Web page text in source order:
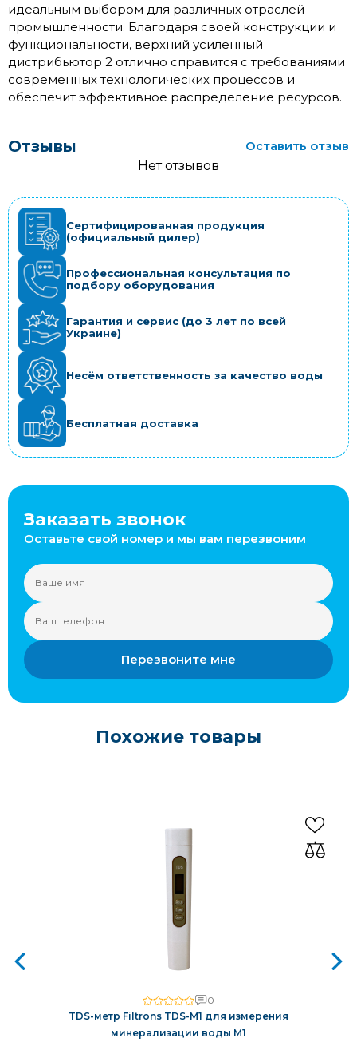
идеальным выбором для различных отраслей
промышленности. Благодаря своей конструкции и
функциональности, верхний усиленный
дистрибьютор 2 отлично справится с требованиями
современных технологических процессов и
обеспечит эффективное распределение ресурсов.
Отзывы
Оставить отзыв
Нет отзывов
Сертифицированная продукция
(официальный дилер)
Профессиональная консультация по
подбору оборудования
Гарантия и сервис (до 3 лет по всей
Украине)
Несём ответственность за качество воды
Бесплатная доставка
Заказать звонок
Оставьте свой номер и мы вам перезвоним
Перезвоните мне
Похожие товары
0
TDS-метр Filtrons TDS-M1 для измерения
минерализации воды M1